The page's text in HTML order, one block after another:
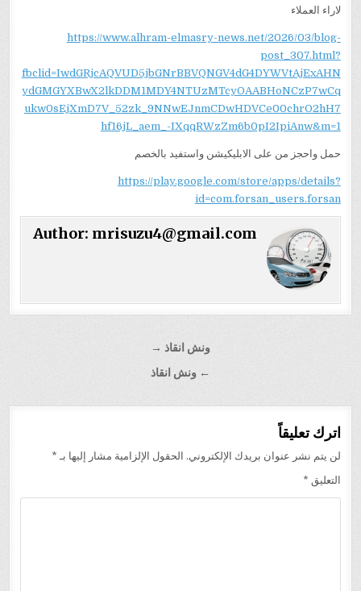
لاراء العملاء
https://www.alhram-elmasry-news.net/2026/03/blog-
post_307.html?
fbclid=IwdGRjcAQVUD5jbGNrBBVQNGV4dG4DYWVtAjExAHN
ydGMGYXBwX2lkDDM1MDY4NTUzMTcyOAABHoNCzP7wCq
ukw0sEjXmD7V_52zk_9NNwEJnmCDwHDVCe00chrO2hH7
hf16jL_aem_-IXqqRWzZm6b0pI2IpiAnw&m=1
حمل واحجز من على الابليكيشن واستفيد بالخصم
https://play.google.com/store/apps/details?
id=com.forsan_users.forsan
Author: mrisuzu4@gmail.com
ونش انقاذ →
← ونش انقاذ
اترك تعليقاً
لن يتم نشر عنوان بريدك الإلكتروني. الحقول الإلزامية مشار إليها بـ *
التعليق *